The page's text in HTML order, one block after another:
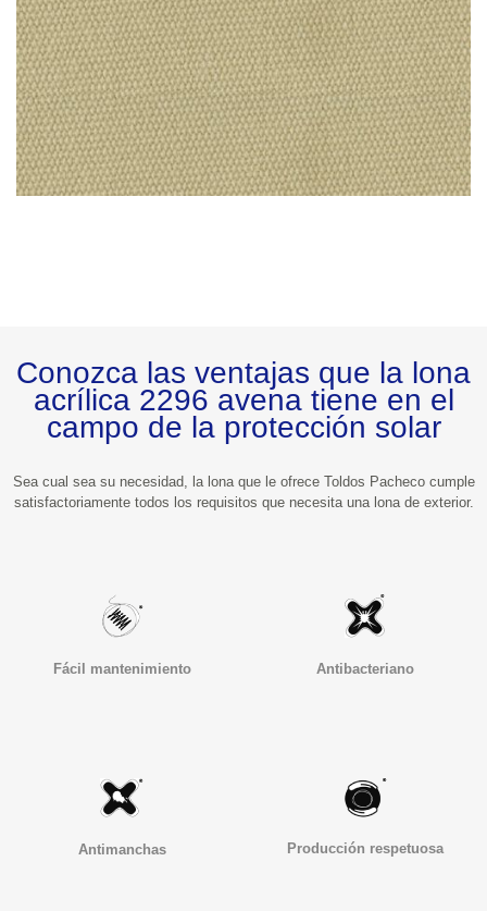
Conozca las ventajas que la lona
acrílica 2296 avena tiene en el
campo de la protección solar
Sea cual sea su necesidad, la lona que le ofrece Toldos Pacheco cumple
satisfactoriamente todos los requisitos que necesita una lona de exterior.
Fácil mantenimiento Antibacteriano
Antimanchas Producción respetuosa